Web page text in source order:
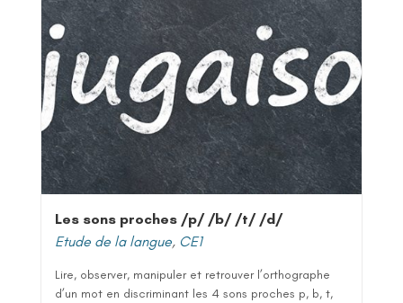
Les sons proches /p/ /b/ /t/ /d/
Etude de la langue, CE1
Lire, observer, manipuler et retrouver l’orthographe
d’un mot en discriminant les 4 sons proches p, b, t,